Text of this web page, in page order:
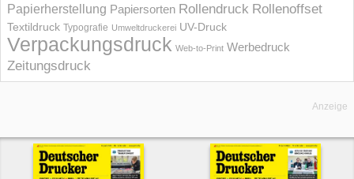
Papierherstellung Papiersorten Rollendruck Rollenoffset
Textildruck Typografie Umweltdruckerei UV-Druck
Verpackungsdruck Web-to-Print Werbedruck
Zeitungsdruck
Anzeige